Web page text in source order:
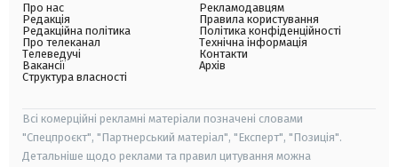
Про нас
Редакція
Редакційна політика
Про телеканал
Телеведучі
Вакансії
Структура власності
Рекламодавцям
Правила користування
Політика конфіденційності
Технічна інформація
Контакти
Архів
Всі комерційні рекламні матеріали позначені словами
"Спецпроєкт", "Партнерський матеріал", "Експерт", "Позиція".
Детальніше щодо реклами та правил цитування можна